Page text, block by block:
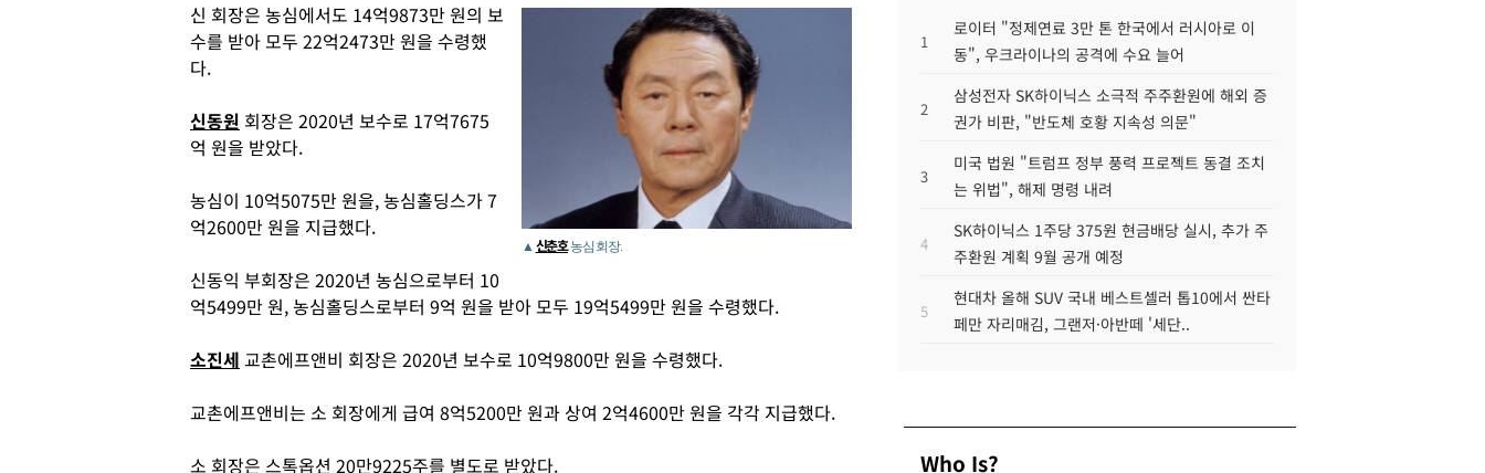
▲ 신춘호농심 회장.
신 회장은 농심에서도 14억9873만 원의 보
수를 받아 모두 22억2473만 원을 수령했
다.
신동원 회장은 2020년 보수로 17억7675
억 원을 받았다.
농심이 10억5075만 원을, 농심홀딩스가 7
억2600만 원을 지급했다.
신동익 부회장은 2020년 농심으로부터 10
억5499만 원, 농심홀딩스로부터 9억 원을 받아 모두 19억5499만 원을 수령했다.
소진세 교촌에프앤비 회장은 2020년 보수로 10억9800만 원을 수령했다.
교촌에프앤비는 소 회장에게 급여 8억5200만 원과 상여 2억4600만 원을 각각 지급했다.
소 회장은 스톡옵션 20만9225주를 별도로 받았다.
1
로이터 "정제연료 3만 톤 한국에서 러시아로 이
동", 우크라이나의 공격에 수요 늘어
2
삼성전자 SK하이닉스 소극적 주주환원에 해외 증
권가 비판, "반도체 호황 지속성 의문"
3
미국 법원 "트럼프 정부 풍력 프로젝트 동결 조치
는 위법", 해제 명령 내려
4
SK하이닉스 1주당 375원 현금배당 실시, 추가 주
주환원 계획 9월 공개 예정
5
현대차 올해 SUV 국내 베스트셀러 톱10에서 싼타
페만 자리매김, 그랜저·아반떼 '세단..
Who Is?